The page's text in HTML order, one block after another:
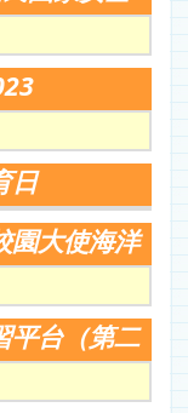
日
園大使海洋
平台（第二